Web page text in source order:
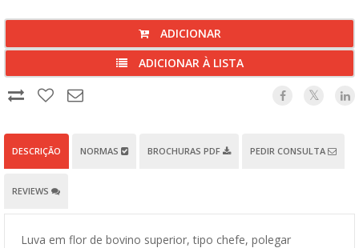
ADICIONAR
ADICIONAR À LISTA
DESCRIÇÃO NORMAS BROCHURAS PDF PEDIR CONSULTA
REVIEWS
Luva em flor de bovino superior, tipo chefe, polegar